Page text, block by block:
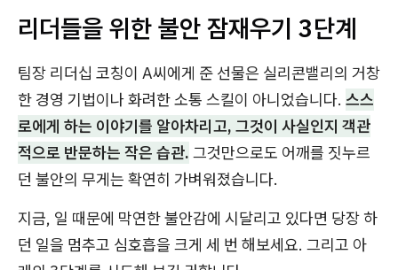
리더들을 위한 불안 잠재우기 3단계
팀장 리더십 코칭이 A씨에게 준 선물은 실리콘밸리의 거창
한 경영 기법이나 화려한 소통 스킬이 아니었습니다. 스스
로에게 하는 이야기를 알아차리고, 그것이 사실인지 객관
적으로 반문하는 작은 습관. 그것만으로도 어깨를 짓누르
던 불안의 무게는 확연히 가벼워졌습니다.
지금, 일 때문에 막연한 불안감에 시달리고 있다면 당장 하
던 일을 멈추고 심호흡을 크게 세 번 해보세요. 그리고 아